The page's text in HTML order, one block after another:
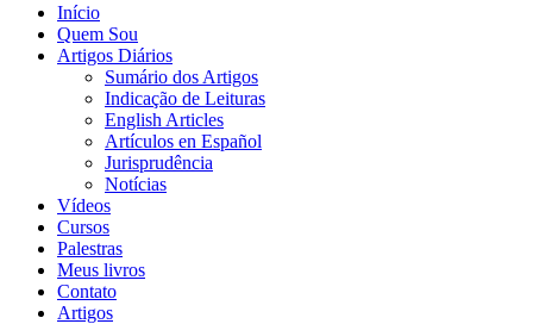
Início
Quem Sou
Artigos Diários
Sumário dos Artigos
Indicação de Leituras
English Articles
Artículos en Español
Jurisprudência
Notícias
Vídeos
Cursos
Palestras
Meus livros
Contato
Artigos